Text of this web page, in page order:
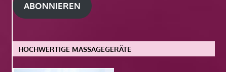
ABONNIEREN
HOCHWERTIGE MASSAGEGERÄTE